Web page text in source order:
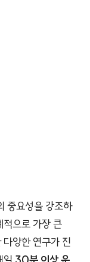
중요성을 강조하
적으로 가장 큰
양한 연구가 진